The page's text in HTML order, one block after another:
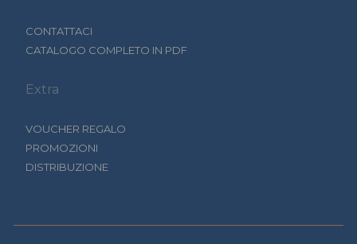
CONTATTACI
CATALOGO COMPLETO IN PDF
Extra
VOUCHER REGALO
PROMOZIONI
DISTRIBUZIONE